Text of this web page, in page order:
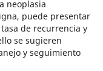
neoplasia
puede presentar
de recurrencia y
se sugieren
y seguimiento